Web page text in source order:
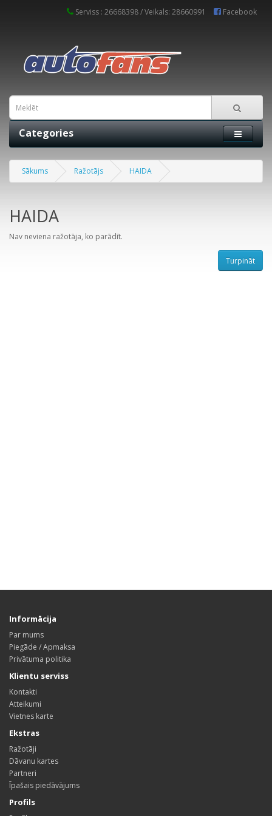
Serviss : 26668398 / Veikals: 28660991 Facebook
Categories
Sākums Ražotājs HAIDA
HAIDA
Nav neviena ražotāja, ko parādīt.
Turpināt
Informācija
Par mums
Piegāde / Apmaksa
Privātuma politika
Klientu serviss
Kontakti
Atteikumi
Vietnes karte
Ekstras
Ražotāji
Dāvanu kartes
Partneri
Īpašais piedāvājums
Profils